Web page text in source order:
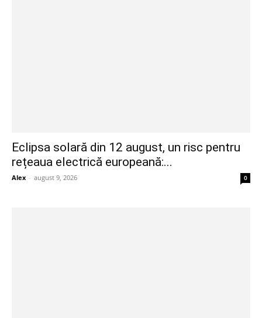
Eclipsa solară din 12 august, un risc pentru
rețeaua electrică europeană:...
Alex - august 9, 2026 0